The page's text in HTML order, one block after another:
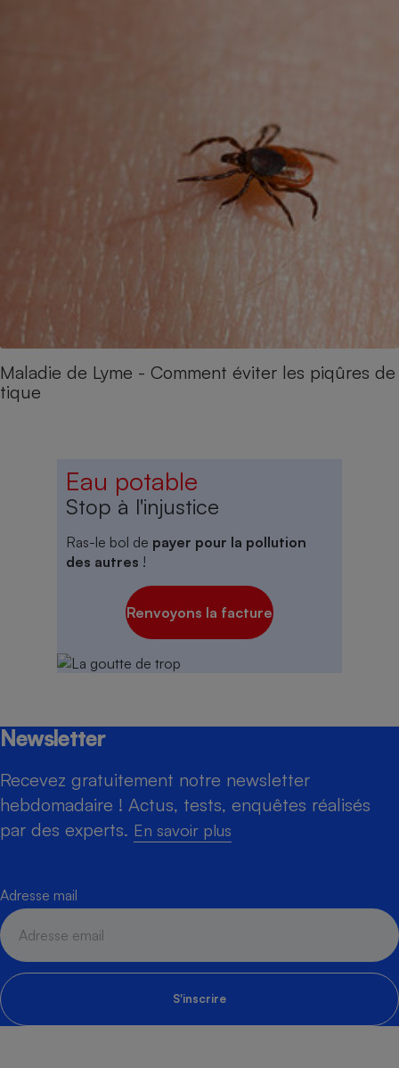
Maladie de Lyme - Comment éviter les piqûres de
tique
Eau potable
Stop à l'injustice
Ras-le bol de payer pour la pollution
des autres !
Renvoyons la facture
Newsletter
Recevez gratuitement notre newsletter
hebdomadaire ! Actus, tests, enquêtes réalisés
par des experts. En savoir plus
Adresse mail
S'inscrire